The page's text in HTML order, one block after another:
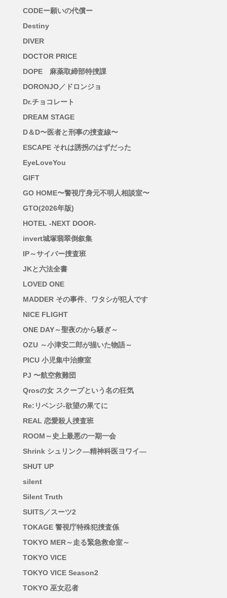
CODEー願いの代償ー
Destiny
DIVER
DOCTOR PRICE
DOPE 麻薬取締部特捜課
DORONJO／ドロンジョ
Dr.チョコレート
DREAM STAGE
D＆D〜医者と刑事の捜査線〜
ESCAPE それは誘拐のはずだった
EyeLoveYou
GIFT
GO HOME〜警視庁身元不明人相談室〜
GTO(2026年版)
HOTEL -NEXT DOOR-
invert城塚翡翠倒叙集
IP～サイバー捜査班
JKと六法全書
LOVED ONE
MADDER その事件、ワタシが犯人です
NICE FLIGHT
ONE DAY～聖夜のから騒ぎ～
OZU ～小津安二郎が描いた物語～
PICU 小児集中治療室
PJ 〜航空救難団
Qrosの女 スクープという名の狂気
Re:リベンジ-欲望の果てに
REAL 恋愛殺人捜査班
ROOM～史上最悪の一期一会
Shrink シュリンク―精神科医ヨワイ―
SHUT UP
silent
Silent Truth
SUITS／スーツ2
TOKAGE 警視庁特殊犯捜査係
TOKYO MER～走る緊急救命室～
TOKYO VICE
TOKYO VICE Season2
TOKYO 巫女忍者